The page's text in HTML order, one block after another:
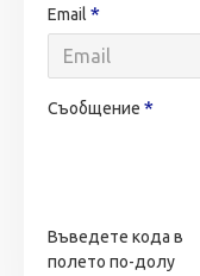
Email
Съобщение
Въведете кода в
полето по-долу